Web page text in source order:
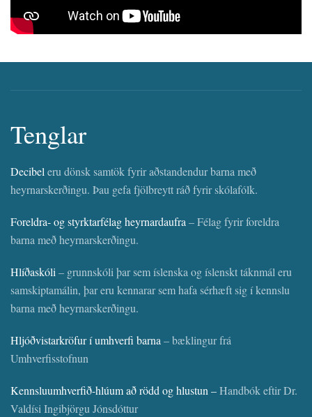
Tenglar
Decibel eru dönsk samtök fyrir aðstandendur barna með
heyrnarskerðingu. Þau gefa fjölbreytt ráð fyrir skólafólk.
Foreldra- og styrktarfélag heyrnardaufra – Félag fyrir foreldra
barna með heyrnarskerðingu.
Hlíðaskóli – grunnskóli þar sem íslenska og íslenskt táknmál eru
samskiptamálin, þar eru kennarar sem hafa sérhæft sig í kennslu
barna með heyrnarskerðingu.
Hljóðvistarkröfur í umhverfi barna – bæklingur frá
Umhverfisstofnun
Kennsluumhverfið-hlúum að rödd og hlustun –Handbók eftir Dr.
Valdísi Ingibjörgu Jónsdóttur